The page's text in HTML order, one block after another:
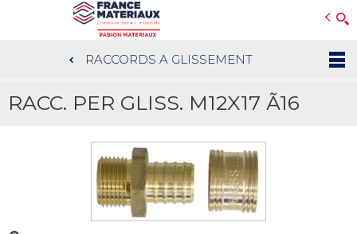
au
contenu
RACCORDS A GLISSEMENT
RACC. PER GLISS. M12X17 Ã16